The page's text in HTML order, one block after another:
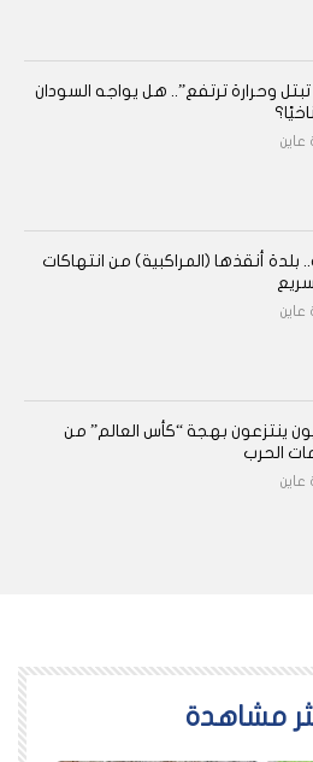
وحرارة ترتفع”.. هل يواجه السودان
عاين
بلدة أنقذها (المراكبية) من انتهاكات
عاين
ينتزعون بهجة “كأس العالم” من
الحرب
عاين
مشاهدة